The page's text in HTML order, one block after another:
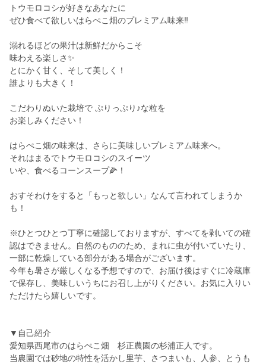
トウモロコシが好きなあなたに
ぜひ食べて欲しいはらぺこ畑のプレミアム味来‼️
溺れるほどの果汁は新鮮だからこそ
味わえる楽しさ✨
とにかく甘く、そして美しく！
誰よりも大きく！
こだわりぬいた栽培で ぷりっぷり♪な粒を
お楽しみください！
はらぺこ畑の味来は、さらに美味しいプレミアム味来へ。
それはまるでトウモロコシのスイーツ
いや、食べるコーンスープ🌽！
おすそわけをすると「もっと欲しい」なんて言われてしまうか
も！
※ひとつひとつ丁寧に確認しておりますが、すべてを剥いての確
認はできません。自然のもののため、まれに虫が付いていたり、
一部に乾燥している部分がある場合がございます。
今年も暑さが厳しくなる予想ですので、お届け後はすぐに冷蔵庫
で保存し、美味しいうちにお召し上がりください。お気に入りい
ただけたら嬉しいです。
▼自己紹介
愛知県西尾市のはらぺこ畑 杉正農園の杉浦正人です。
当農園では砂地の特性を活かし里芋、さつまいも、人参、とうも